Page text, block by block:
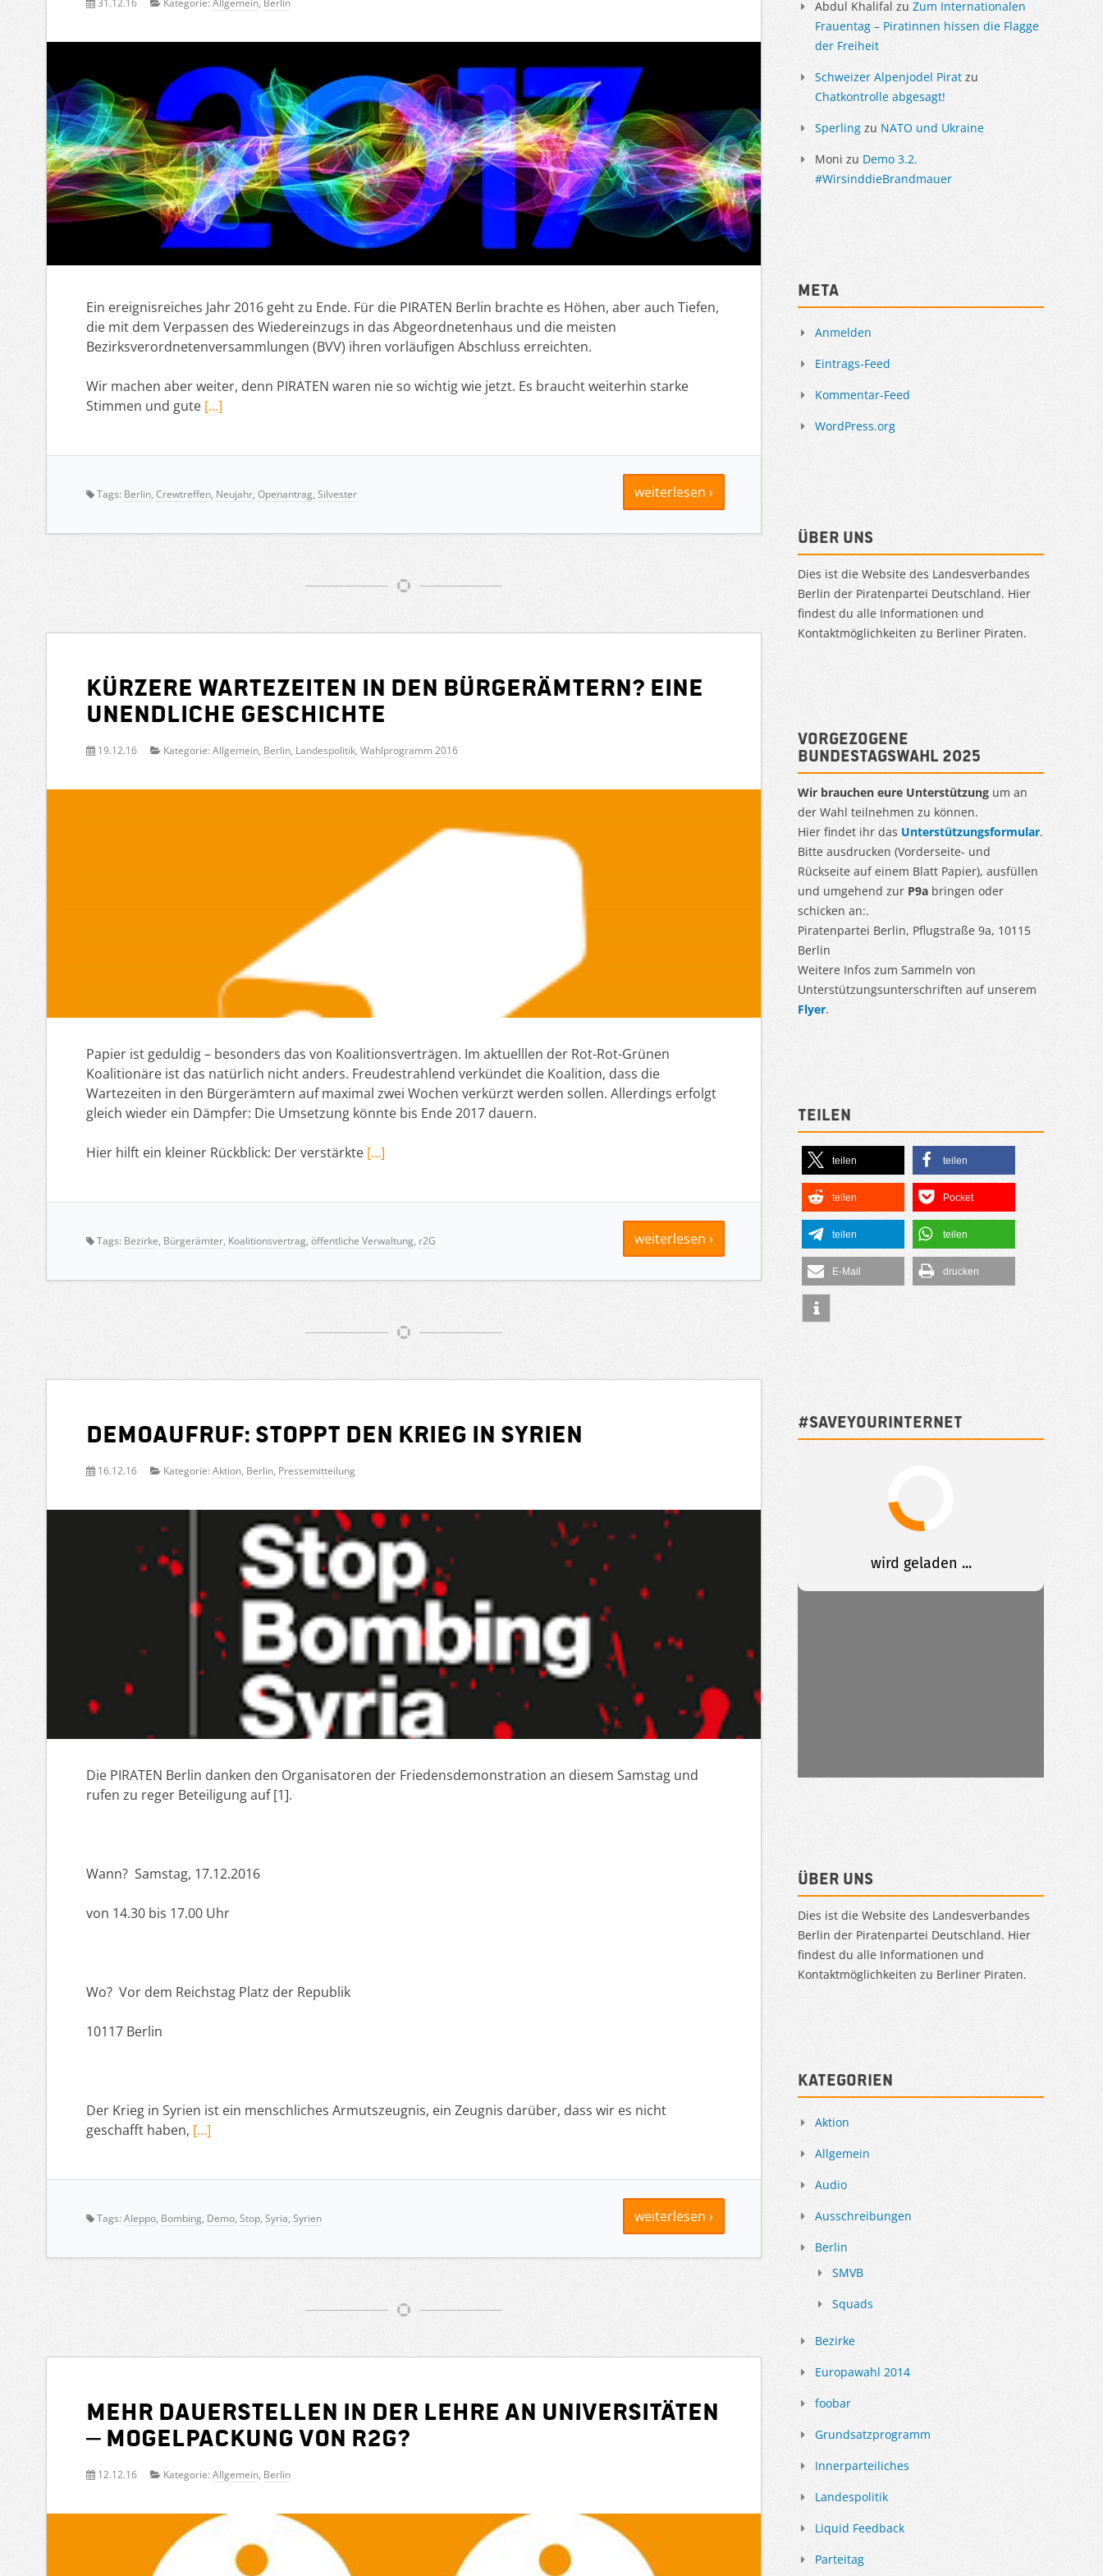
31.12.16 Kategorie: Allgemein, Berlin
Ein ereignisreiches Jahr 2016 geht zu Ende. Für die PIRATEN Berlin brachte es Höhen, aber auch Tiefen,
die mit dem Verpassen des Wiedereinzugs in das Abgeordnetenhaus und die meisten
Bezirksverordnetenversammlungen (BVV) ihren vorläufigen Abschluss erreichten.
Wir machen aber weiter, denn PIRATEN waren nie so wichtig wie jetzt. Es braucht weiterhin starke
Stimmen und gute […]
weiterlesen ›
Tags: Berlin, Crewtreffen, Neujahr, Openantrag, Silvester
Kürzere Wartezeiten in den Bürgerämtern? Eine
unendliche Geschichte
19.12.16 Kategorie: Allgemein, Berlin, Landespolitik, Wahlprogramm 2016
Papier ist geduldig – besonders das von Koalitionsverträgen. Im aktuelllen der Rot-Rot-Grünen
Koalitionäre ist das natürlich nicht anders. Freudestrahlend verkündet die Koalition, dass die
Wartezeiten in den Bürgerämtern auf maximal zwei Wochen verkürzt werden sollen. Allerdings erfolgt
gleich wieder ein Dämpfer: Die Umsetzung könnte bis Ende 2017 dauern.
Hier hilft ein kleiner Rückblick: Der verstärkte […]
weiterlesen ›
Tags: Bezirke, Bürgerämter, Koalitionsvertrag, öffentliche Verwaltung, r2G
Demoaufruf: Stoppt den Krieg in Syrien
16.12.16 Kategorie: Aktion, Berlin, Pressemitteilung
Die PIRATEN Berlin danken den Organisatoren der Friedensdemonstration an diesem Samstag und
rufen zu reger Beteiligung auf [1].
Wann? Samstag, 17.12.2016
von 14.30 bis 17.00 Uhr
Wo? Vor dem Reichstag Platz der Republik
10117 Berlin
Der Krieg in Syrien ist ein menschliches Armutszeugnis, ein Zeugnis darüber, dass wir es nicht
geschafft haben, […]
weiterlesen ›
Tags: Aleppo, Bombing, Demo, Stop, Syria, Syrien
Mehr Dauerstellen in der Lehre an Universitäten
– Mogelpackung von r2g?
12.12.16 Kategorie: Allgemein, Berlin
Abdul Khalifal zu Zum Internationalen
Frauentag – Piratinnen hissen die Flagge
der Freiheit
Schweizer Alpenjodel Pirat zu
Chatkontrolle abgesagt!
Sperling zu NATO und Ukraine
Moni zu Demo 3.2.
#WirsinddieBrandmauer
Meta
Anmelden
Eintrags-Feed
Kommentar-Feed
WordPress.org
Über uns
Dies ist die Website des Landesverbandes
Berlin der Piratenpartei Deutschland. Hier
findest du alle Informationen und
Kontaktmöglichkeiten zu Berliner Piraten.
Vorgezogene
Bundestagswahl 2025
Wir brauchen eure Unterstützung um an
der Wahl teilnehmen zu können.
Hier findet ihr das Unterstützungsformular.
Bitte ausdrucken (Vorderseite- und
Rückseite auf einem Blatt Papier), ausfüllen
und umgehend zur P9a bringen oder
schicken an:.
Piratenpartei Berlin, Pflugstraße 9a, 10115
Berlin
Weitere Infos zum Sammeln von
Unterstützungsunterschriften auf unserem
Flyer.
Teilen
teilen teilen
teilen Pocket
teilen teilen
E-Mail drucken
#SAVEYOURINTERNET
Über uns
Dies ist die Website des Landesverbandes
Berlin der Piratenpartei Deutschland. Hier
findest du alle Informationen und
Kontaktmöglichkeiten zu Berliner Piraten.
Kategorien
Aktion
Allgemein
Audio
Ausschreibungen
Berlin
SMVB
Squads
Bezirke
Europawahl 2014
foobar
Grundsatzprogramm
Innerparteiliches
Landespolitik
Liquid Feedback
Parteitag